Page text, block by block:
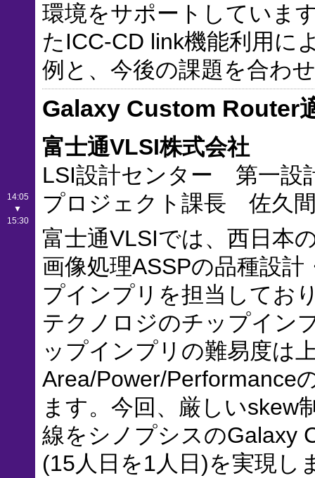
14:05
▼
15:30
環境をサポートしていま
たICC-CD link機能利用に
例と、今後の課題を合わ
Galaxy Custom Router
富士通VLSI株式会社
LSI設計センター 第一設
プロジェクト課長 佐久
富士通VLSIでは、西日本
画像処理ASSPの品種設
プインプリを担当してお
テクノロジのチップイン
ップインプリの難易度は
Area/Power/Performance
ます。今回、厳しいskew
線をシノプシスのGalaxy
(15人日を1人日)を実現し